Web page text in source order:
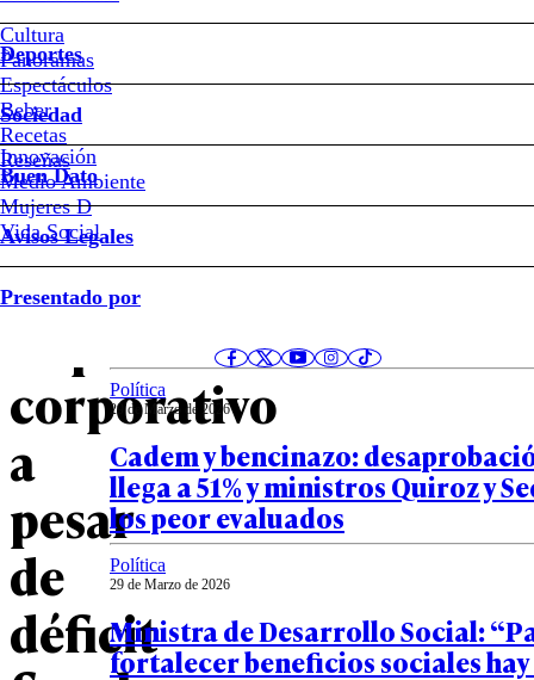
Cultura
Panoramas
Espectáculos
Beber
Recetas
Reseñas
Deportes
Sociedad
Innovación
Medio Ambiente
Mujeres D
Vida Social
Buen Dato
Avisos Legales
Presentado por
#Impuestos
La
Moneda
defiende
bajar
impuesto
corporativo
a
pesar
de
déficit
Notas relacionadas
29 de Marzo de 2026
El tiempo es veloz
Política
29 de Marzo de 2026
Cadem y bencinazo:
llega a 51% y ministros Quiroz y
los peor evaluados
Política
29 de Marzo de 2026
Ministra de Desarrollo Social:
fortalecer beneficios sociales hay